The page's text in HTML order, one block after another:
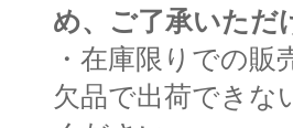
め、ご了承いただ
・在庫限りでの
欠品で出荷できな